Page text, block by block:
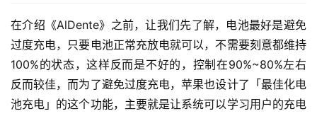
在介绍《AlDente》之前，让我们先了解，电池最好是避免
过度充电，只要电池正常充放电就可以，不需要刻意都维持
100%的状态，这样反而是不好的，控制在90%~80%左右
反而较佳，而为了避免过度充电，苹果也设计了「最佳化电
池充电」的这个功能，主要就是让系统可以学习用户的充电